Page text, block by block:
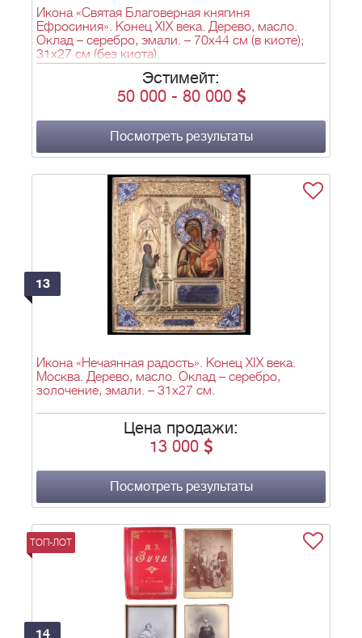
Икона «Святая Благоверная княгиня
Ефросиния». Конец XIX века. Дерево, масло.
Оклад – серебро, эмали. – 70х44 см (в киоте);
31х27 см (без киота).
Эстимейт:
50 000- 80 000
Посмотреть результаты
13
Икона «Нечаянная радость». Конец XIX века.
Москва. Дерево, масло. Оклад – серебро,
золочение, эмали. – 31x27 см.
Цена продажи:
13 000
Посмотреть результаты
ТОП-ЛОТ
14